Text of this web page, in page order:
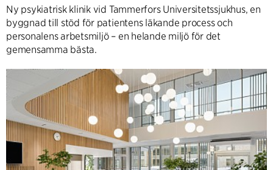
Ny psykiatrisk klinik vid Tammerfors Universitetssjukhus, en
byggnad till stöd för patientens läkande process och
personalens arbetsmiljö – en helande miljö för det
gemensamma bästa.